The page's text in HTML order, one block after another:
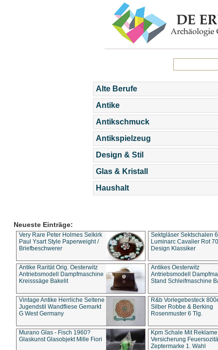
Alte Berufe
Antike
Antikschmuck
Antikspielzeug
Design & Stil
Glas & Kristall
Haushalt
Neueste Einträge:
Very Rare Peter Holmes Selkirk
Paul Ysart Style Paperweight /
Briefbeschwerer
Sektgläser Sektschalen
Luminarc Cavalier Rot
Design Klassiker
Antike Rarität Orig. Oesterwitz
Antriebsmodell Dampfmaschine
Kreisssäge Bakelit
Antikes Oesterwitz
Antriebsmodell
Stand Schleifmaschine
Vintage Antike Herrliche Seltene
Jugendstil Wandfliese Gemarkt
G West Germany
R&b Vorlegebesteck
Silber Robbe & Berking
Rosenmuster 6 Tlg.
Murano Glas - Fisch 1960?
Glaskunst Glasobjekt Mille Fiori
Kpm Schale Mit Reklame
Versicherung
Zeptermarke 1. Wahl